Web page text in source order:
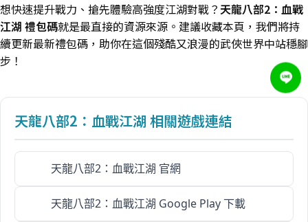
想快速提升戰力、搶先體驗高強度江湖對戰？天龍八部2：血戰
江湖 禮包碼就是最直接的資源來源。建議收藏本頁，我們將持
續更新最新禮包碼，助你在這個殘酷又浪漫的武俠世界中站穩腳
步！
天龍八部2：血戰江湖 相關遊戲連結
天龍八部2：血戰江湖 官網
天龍八部2：血戰江湖 Google Play 下載